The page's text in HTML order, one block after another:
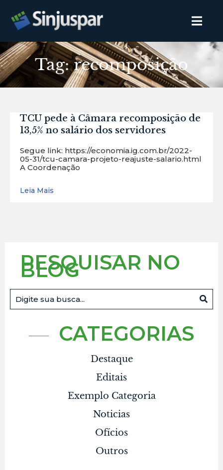
Tag: recomposição
TCU pede à Câmara recomposição de
13,5% no salário dos servidores
Segue link: https://economia.ig.com.br/2022-
05-31/tcu-camara-projeto-reajuste-salario.html
A Coordenação
Leia Mais
PESQUISAR NO
BLOG
CATEGORIAS
Destaque
Editais
Exemplo Categoria
Noticias
Ofícios
Outros